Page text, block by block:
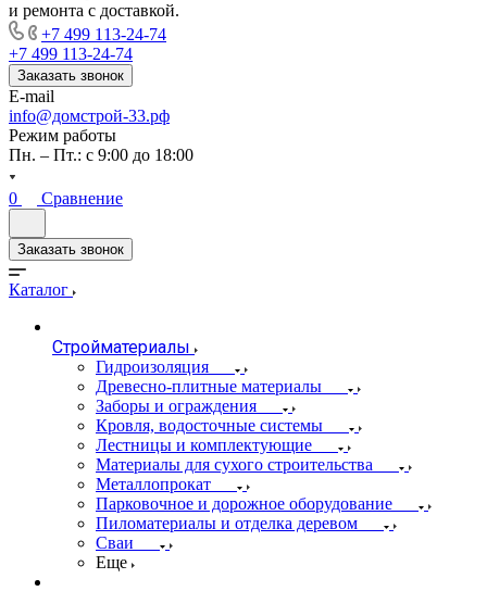
и ремонта с доставкой.
+7 499 113-24-74
+7 499 113-24-74
Заказать звонок
E-mail
info@домстрой-33.рф
Режим работы
Пн. – Пт.: с 9:00 до 18:00
0 Сравнение
Заказать звонок
Каталог
Стройматериалы
Гидроизоляция
Древесно-плитные материалы
Заборы и ограждения
Кровля, водосточные системы
Лестницы и комплектующие
Материалы для сухого строительства
Металлопрокат
Парковочное и дорожное оборудование
Пиломатериалы и отделка деревом
Сваи
Еще